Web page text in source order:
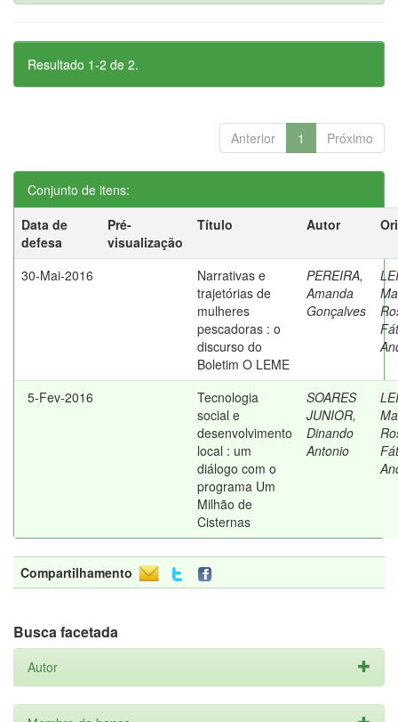
Resultado 1-2 de 2.
Anterior 1 Próximo
Conjunto de itens:
Data de
defesa
Pré-
visualização
Título Autor
30-Mai-2016
Narrativas e
trajetórias de
mulheres
pescadoras : o
discurso do
Boletim O LEME
PEREIRA,
Amanda
Gonçalves
5-Fev-2016
Tecnologia
social e
desenvolvimento
local : um
diálogo com o
programa Um
Milhão de
Cisternas
SOARES
JUNIOR,
Dinando
Antonio
Compartilhamento
Busca facetada
Autor